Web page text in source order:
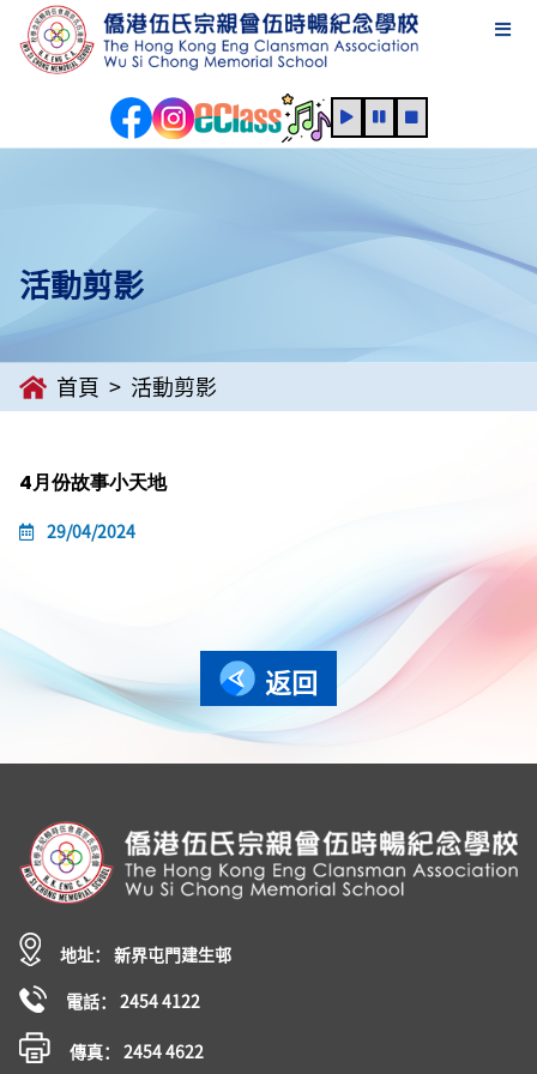
活動剪影
首頁 活動剪影
4月份故事小天地
29/04/2024
返回
地址： 新界屯門建生邨
電話： 2454 4122
傳真： 2454 4622